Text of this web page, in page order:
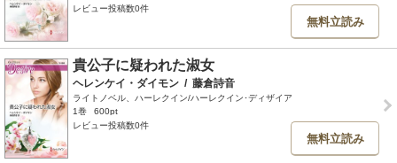
レビュー投稿数0件
無料立読み
貴公子に疑われた淑女
ヘレンケイ・ダイモン / 藤倉詩音
ライトノベル、ハーレクイン/ハーレクイン･ディザイア
1巻
600pt
レビュー投稿数0件
無料立読み